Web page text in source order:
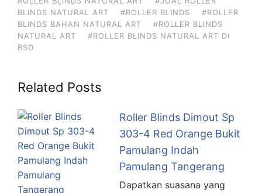
BLINDS NATURAL ART
#ROLLER BLINDS
#ROLLER
BLINDS BAHAN NATURAL ART
#ROLLER BLINDS
NATURAL ART
#ROLLER BLINDS NATURAL ART DI
BSD
Related Posts
Roller Blinds Dimout Sp
303-4 Red Orange Bukit
Pamulang Indah
Pamulang Tangerang
Dapatkan suasana yang